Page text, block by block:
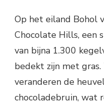
Op het eiland Bohol
Chocolate Hills, een
van bijna 1.300
bedekt zijn met
veranderen de
chocoladebruin, wat